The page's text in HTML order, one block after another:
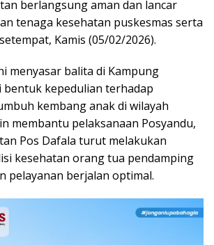
berlangsung aman dan lancar
tenaga kesehatan puskesmas serta
Kamis (05/02/2026).
menyasar balita di Kampung
bentuk kepedulian terhadap
kembang anak di wilayah
membantu pelaksanaan Posyandu,
Pos Dafala turut melakukan
kesehatan orang tua pendamping
pelayanan berjalan optimal.